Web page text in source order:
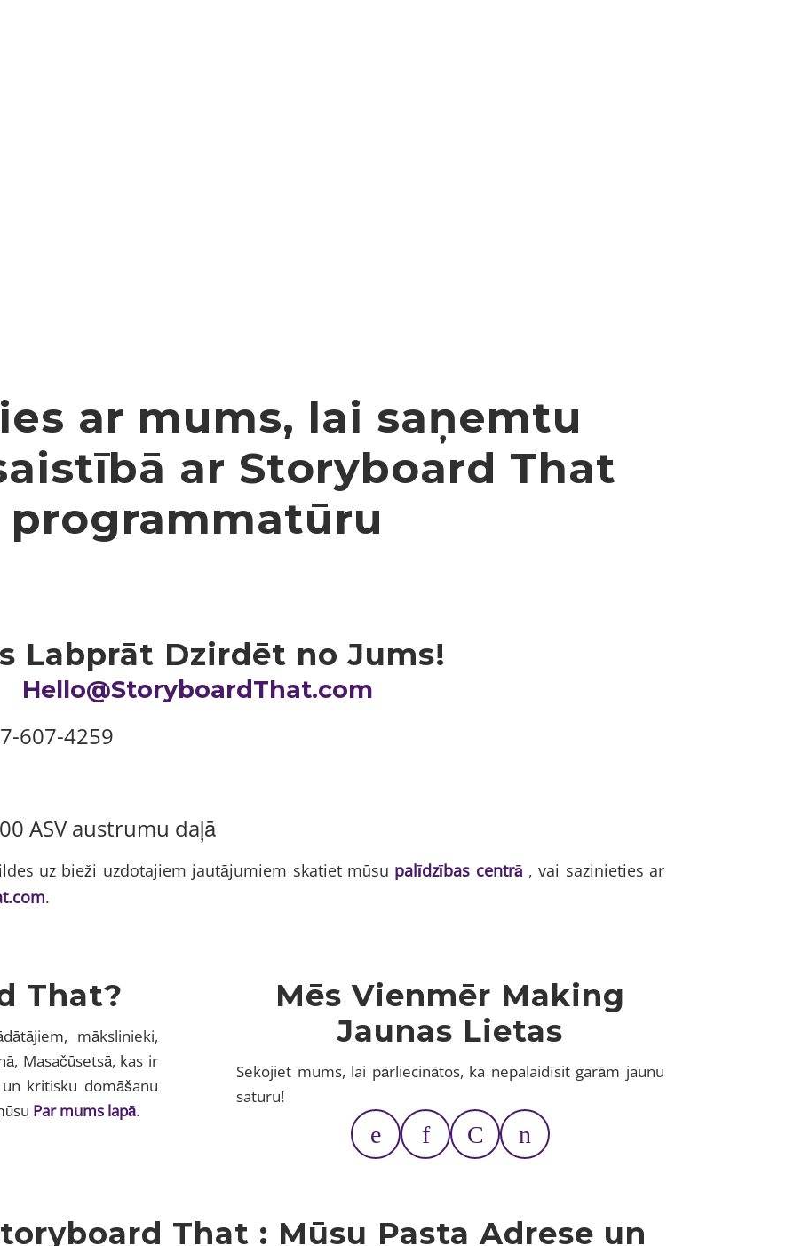
ar mums, lai saņemtu
ar Storyboard That
programmatūru
Labprāt Dzirdēt no Jums!
Hello@StoryboardThat.com
607-4259
ASV austrumu daļā
uz bieži uzdotajiem jautājumiem skatiet mūsu palīdzības centrā, vai sazinieties ar
.
That?
mākslinieki,
Masačūsetsā, kas ir
kritisku domāšanu
Par mums lapā.
Mēs Vienmēr Making
Jaunas Lietas
Sekojiet mums, lai pārliecinātos, ka nepalaidīsit garām jaunu
saturu!
That : Mūsu Pasta Adrese un